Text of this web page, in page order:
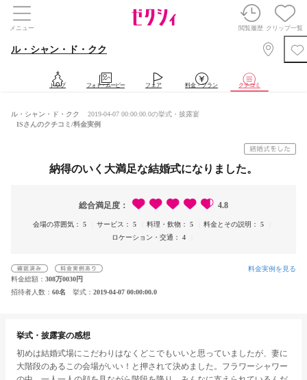
メニュー 閲覧履歴 クリップ一覧
ル・シャン・ド・クク
トップ フォト・ムービー フェア 料金・プラン クチコミ
ル・シャン・ド・クク
2019-04-07 00:00:00.0の挙式・披露宴
ISさんのクチコミ/料金実例
納得のいく大満足な結婚式になりました。
総合満足度 4.8
会場の雰囲気 5 サービス 5 料理・飲物 5 料金とその説明
5
ロケーション・交通
4
料金実例を見る
料金総額
308万0030円
招待者人数
60名 挙式 2019-04-07 00:00:00.0
挙式・披露宴の感想
初めは結婚式場にこだわりはなくどこでもいいと思っていましたが、妻に
大階段のあるこの会場がいい！と押されて決めました。フラワーシャワー